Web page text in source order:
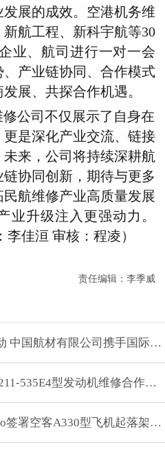
展的成效。空港机务维
航工程、新科宇航等30
业、航司进行一对一会
产业链协同、合作模式
展、共探合作机遇。
修公司不仅展示了自身在
是深化产业交流、链接
来，公司将持续深耕航
协同创新，期待与更多
航维修产业高质量发展
业升级注入更强动力。
李佳洹 审核：程凌）
责任编辑： 李季威
中国航材有限公司携手国际
535E4型发动机维修合作协
签署空客A330型飞机起落架